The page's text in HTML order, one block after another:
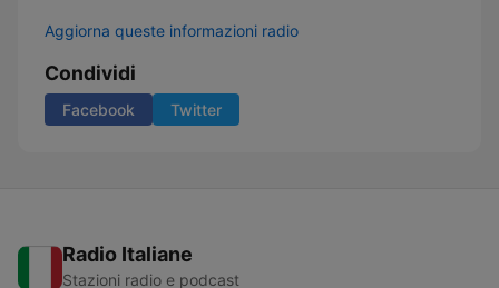
Aggiorna queste informazioni radio
Condividi
Facebook Twitter
Radio Italiane
Stazioni radio e podcast